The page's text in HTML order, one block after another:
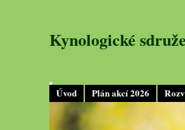
Úvod Plán akcí 2026
Kynologické